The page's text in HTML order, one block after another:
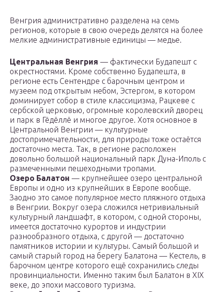
Венгрия административно разделена на семь
регионов, которые в свою очередь делятся на более
мелкие административные единицы — медье.
Центральная Венгрия — фактически Будапешт с
окрестностями. Кроме собственно Будапешта, в
регионе есть Сентендре с барочным центром и
музеем под открытым небом, Эстергом, в котором
доминирует собор в стиле классицизма, Рацкеве с
сербской церковью, огромные королевский дворец
и парк в Гёдёллё и многое другое. Хотя основное в
Центральной Венгрии — культурные
достопримечательности, для природы тоже остаётся
достаточно места. Так, в регионе расположен
довольно большой национальный парк Дуна-Иполь с
размеченными пешеходными тропами.
Озеро Балатон — крупнейшее озеро центральной
Европы и одно из крупнейших в Европе вообще.
Заодно это самое популярное место пляжного отдыха
в Венгрии. Вокруг озера сложился нетривиальный
культурный ландшафт, в котором, с одной стороны,
имеется достаточно курортов и индустрии
разнообразного отдыха, с другой — достаточно
памятников истории и культуры. Самый большой и
самый старый город на берегу Балатона — Кестель, в
барочном центре которого ещё сохранились следы
провинциальности. Именно таким был Балатон в XIX
веке, до эпохи массового туризма.